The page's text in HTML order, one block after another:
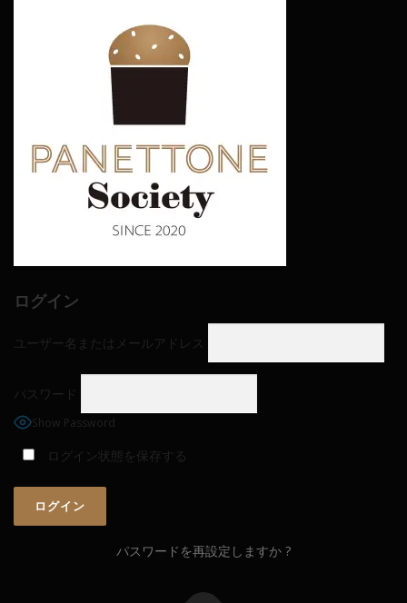
ログイン
ユーザー名またはメールアドレス
パスワード
Show Password
ログイン状態を保存する
パスワードを再設定しますか ?